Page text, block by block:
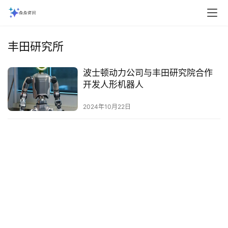
丰田研究所
波士顿动力公司与丰田研究院合作
开发人形机器人
2024年10月22日